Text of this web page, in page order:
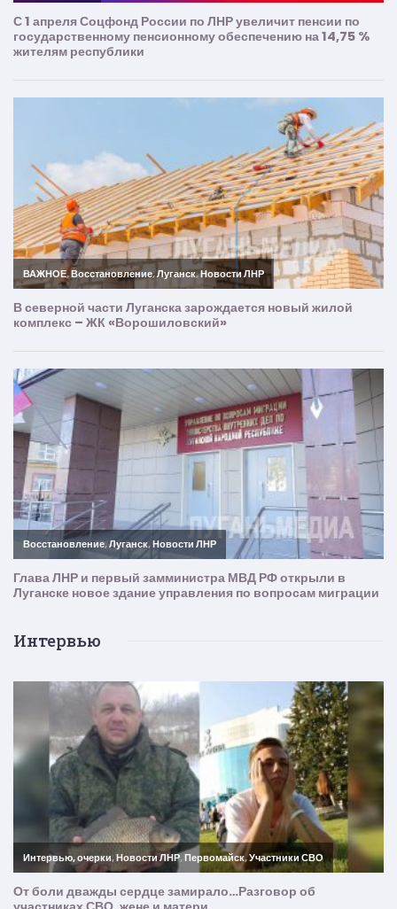
Интервью